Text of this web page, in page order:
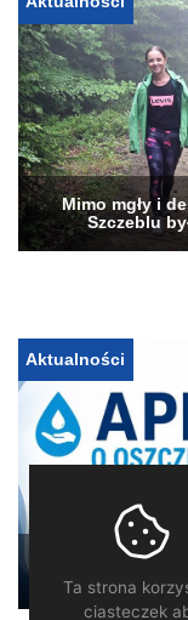
Aktualności
Mimo mgły i
Szczeblu
Aktualności
Pogłębia się
o
Ta strona
ciasteczek